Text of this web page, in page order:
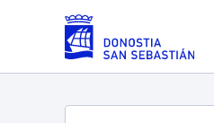
Eduki nagusira joan